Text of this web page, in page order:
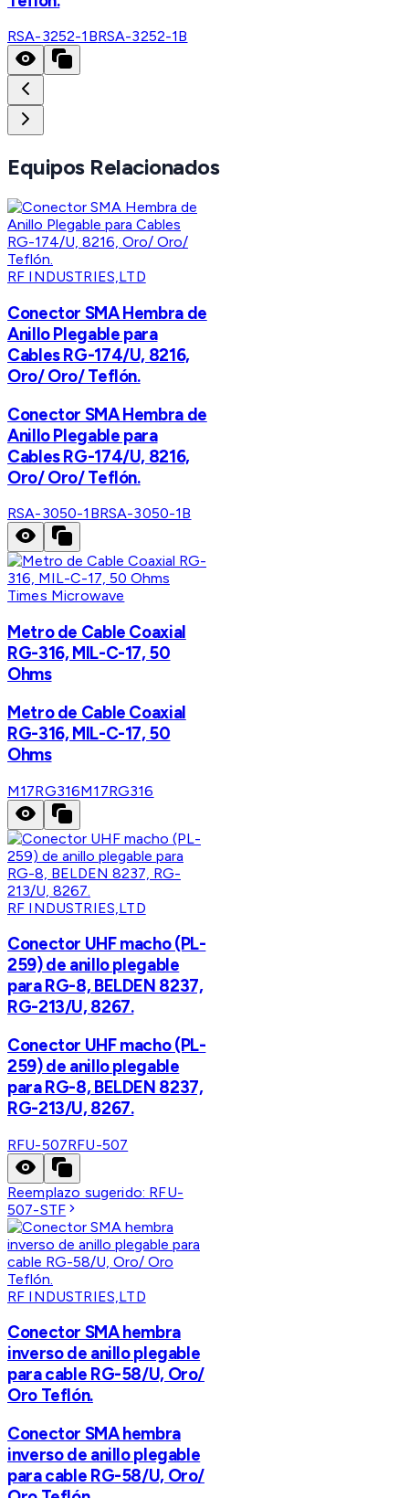
RSA-3252-1BRSA-3252-1B
Equipos Relacionados
RF INDUSTRIES,LTD
Conector SMA Hembra de
Anillo Plegable para
Cables RG-174/U, 8216,
Oro/ Oro/ Teflón.
Conector SMA Hembra de
Anillo Plegable para
Cables RG-174/U, 8216,
Oro/ Oro/ Teflón.
RSA-3050-1BRSA-3050-1B
Times Microwave
Metro de Cable Coaxial
RG-316, MIL-C-17, 50
Ohms
Metro de Cable Coaxial
RG-316, MIL-C-17, 50
Ohms
M17RG316M17RG316
RF INDUSTRIES,LTD
Conector UHF macho (PL-
259) de anillo plegable
para RG-8, BELDEN 8237,
RG-213/U, 8267.
Conector UHF macho (PL-
259) de anillo plegable
para RG-8, BELDEN 8237,
RG-213/U, 8267.
RFU-507RFU-507
Reemplazo sugerido: RFU-
507-STF
RF INDUSTRIES,LTD
Conector SMA hembra
inverso de anillo plegable
para cable RG-58/U, Oro/
Oro Teflón.
Conector SMA hembra
inverso de anillo plegable
para cable RG-58/U, Oro/